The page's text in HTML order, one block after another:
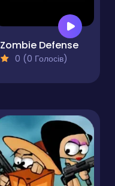
Zombie Defense
0 (0 Голосів)